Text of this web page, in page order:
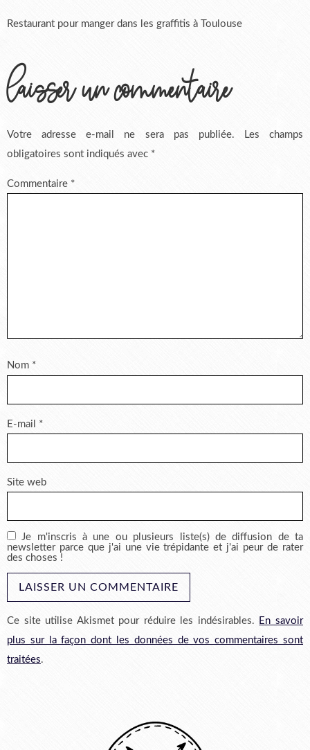
Restaurant pour manger dans les graffitis à Toulouse
laisser un commentaire
Votre adresse e-mail ne sera pas publiée.
Les champs
obligatoires sont indiqués avec *
Commentaire *
Nom *
E-mail *
Site web
Je m'inscris à une ou plusieurs liste(s) de diffusion de ta
newsletter parce que j'ai une vie trépidante et j'ai peur de rater
des choses !
Ce site utilise Akismet pour réduire les indésirables. En savoir
plus sur la façon dont les données de vos commentaires sont
traitées.